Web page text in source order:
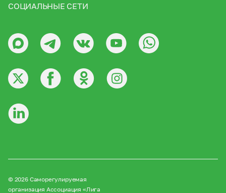
СОЦИАЛЬНЫЕ СЕТИ
© 2026 Саморегулируемая
организация Ассоциация «Лига